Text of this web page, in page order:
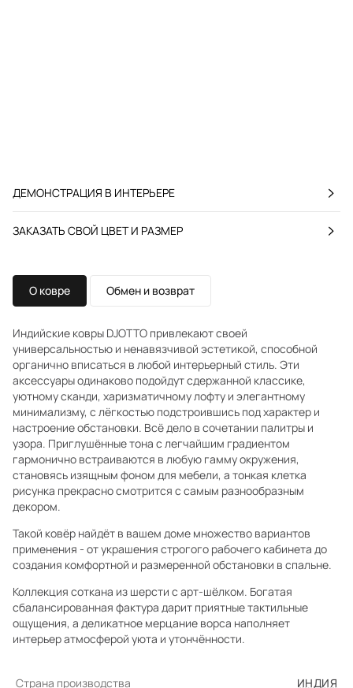
ДЕМОНСТРАЦИЯ В ИНТЕРЬЕРЕ
ЗАКАЗАТЬ СВОЙ ЦВЕТ И РАЗМЕР
О ковре Обмен и возврат
Индийские ковры DJOTTO привлекают своей
универсальностью и ненавязчивой эстетикой, способной
органично вписаться в любой интерьерный стиль. Эти
аксессуары одинаково подойдут сдержанной классике,
уютному сканди, харизматичному лофту и элегантному
минимализму, с лёгкостью подстроившись под характер и
настроение обстановки. Всё дело в сочетании палитры и
узора. Приглушённые тона с легчайшим градиентом
гармонично встраиваются в любую гамму окружения,
становясь изящным фоном для мебели, а тонкая клетка
рисунка прекрасно смотрится с самым разнообразным
декором.
Такой ковёр найдёт в вашем доме множество вариантов
применения - от украшения строгого рабочего кабинета до
создания комфортной и размеренной обстановки в спальне.
Коллекция соткана из шерсти с арт-шёлком. Богатая
сбалансированная фактура дарит приятные тактильные
ощущения, а деликатное мерцание ворса наполняет
интерьер атмосферой уюта и утончённости.
Страна производства ИНДИЯ